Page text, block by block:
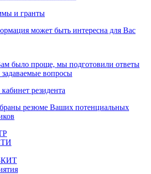
и гранты
может быть интересна для Вас
было проще, мы подготовили ответы
задаваемые вопросы
резидента
резюме Ваших потенциальных